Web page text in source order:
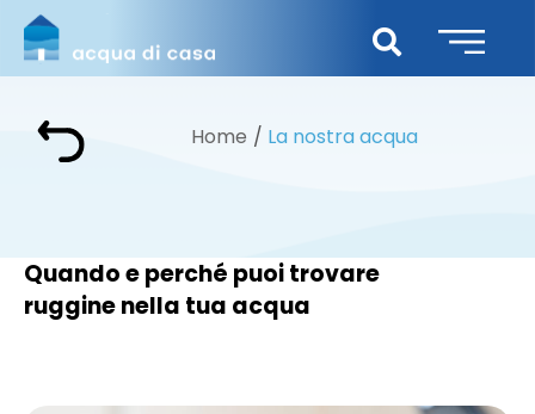
Home La nostra acqua
Quando e perché puoi trovare
ruggine nella tua acqua